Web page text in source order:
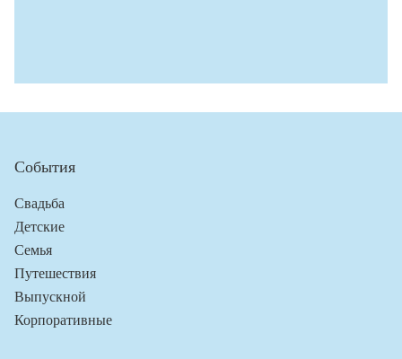
События
Свадьба
Детские
Семья
Путешествия
Выпускной
Корпоративные